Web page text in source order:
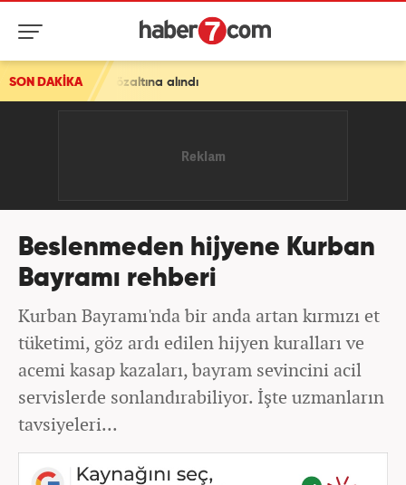
SON DAKİKA
alındı
Beslenmeden hijyene Kurban
Bayramı rehberi
Kurban Bayramı'nda bir anda artan kırmızı et
tüketimi, göz ardı edilen hijyen kuralları ve
acemi kasap kazaları, bayram sevincini acil
servislerde sonlandırabiliyor. İşte uzmanların
tavsiyeleri...